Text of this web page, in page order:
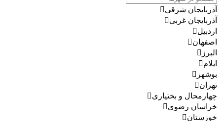
آذربایجان شرقی
آذربایجان غربی
اردبیل
اصفهان
البرز
ایلام
بوشهر
تهران
چهارمحال و بختیاری
خراسان رضوی
خوزستان